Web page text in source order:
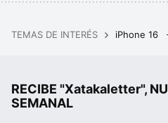
TEMAS DE INTERÉS iPhone 16
RECIBE "Xatakaletter",
SEMANAL